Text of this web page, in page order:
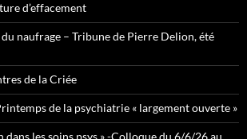
d’effacement
naufrage – Tribune de Pierre Delion, été
de la Criée
de la psychiatrie « largement ouverte »
dans les soins psys » -Colloque du 6/6/26 au